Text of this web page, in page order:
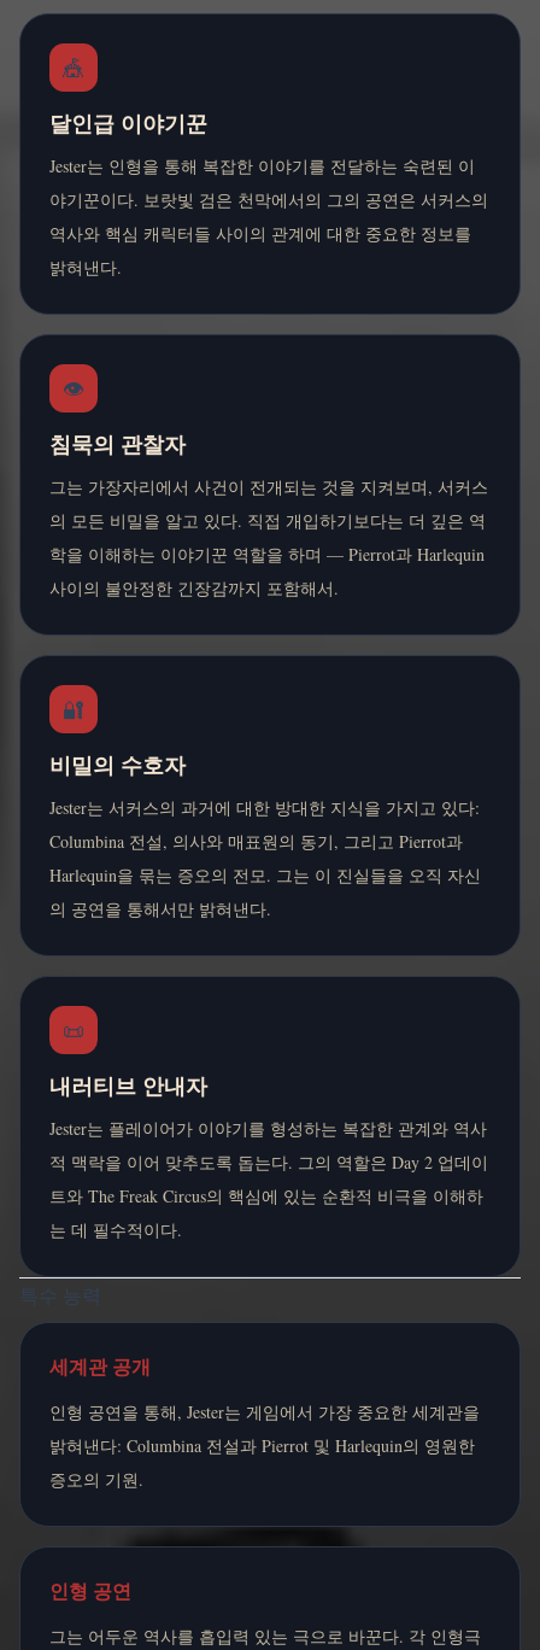
🎪
달인급 이야기꾼
Jester는 인형을 통해 복잡한 이야기를 전달하는 숙련된 이
야기꾼이다. 보랏빛 검은 천막에서의 그의 공연은 서커스의
역사와 핵심 캐릭터들 사이의 관계에 대한 중요한 정보를
밝혀낸다.
👁️
침묵의 관찰자
그는 가장자리에서 사건이 전개되는 것을 지켜보며, 서커스
의 모든 비밀을 알고 있다. 직접 개입하기보다는 더 깊은 역
학을 이해하는 이야기꾼 역할을 하며 — Pierrot과 Harlequin
사이의 불안정한 긴장감까지 포함해서.
🔐
비밀의 수호자
Jester는 서커스의 과거에 대한 방대한 지식을 가지고 있다:
Columbina 전설, 의사와 매표원의 동기, 그리고 Pierrot과
Harlequin을 묶는 증오의 전모. 그는 이 진실들을 오직 자신
의 공연을 통해서만 밝혀낸다.
📜
내러티브 안내자
Jester는 플레이어가 이야기를 형성하는 복잡한 관계와 역사
적 맥락을 이어 맞추도록 돕는다. 그의 역할은 Day 2 업데이
트와 The Freak Circus의 핵심에 있는 순환적 비극을 이해하
는 데 필수적이다.
특수 능력
세계관 공개
인형 공연을 통해, Jester는 게임에서 가장 중요한 세계관을
밝혀낸다: Columbina 전설과 Pierrot 및 Harlequin의 영원한
증오의 기원.
인형 공연
그는 어두운 역사를 흡입력 있는 극으로 바꾼다. 각 인형극